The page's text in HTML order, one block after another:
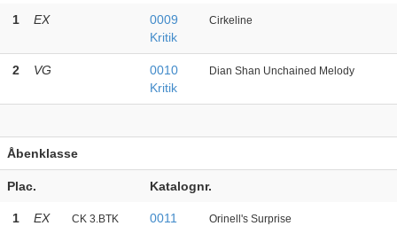
1 EX
0009
Kritik
Cirkeline
2 VG
0010
Kritik
Dian Shan Unchained Melody
Åbenklasse
Plac. Katalognr.
1 EX
CK 3.BTK
0011
Orinell's Surprise